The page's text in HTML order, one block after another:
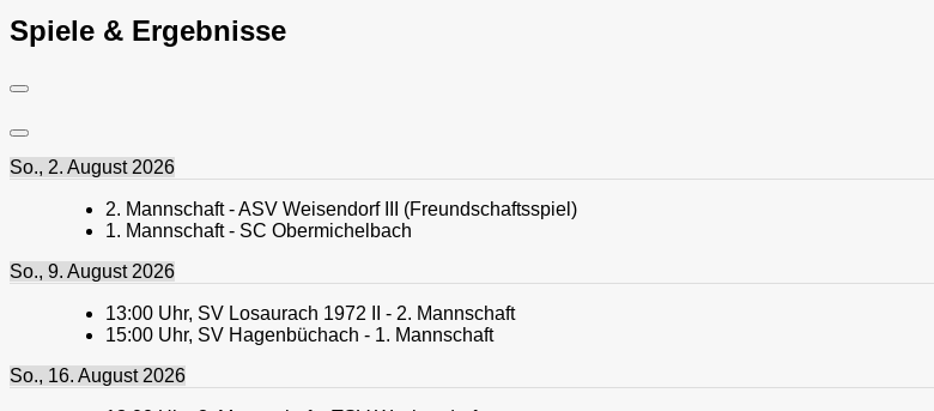
Spiele & Ergebnisse
So., 2. August 2026
2. Mannschaft - ASV Weisendorf III (Freundschaftsspiel)
1. Mannschaft - SC Obermichelbach
So., 9. August 2026
13:00 Uhr, SV Losaurach 1972 II - 2. Mannschaft
15:00 Uhr, SV Hagenbüchach - 1. Mannschaft
So., 16. August 2026